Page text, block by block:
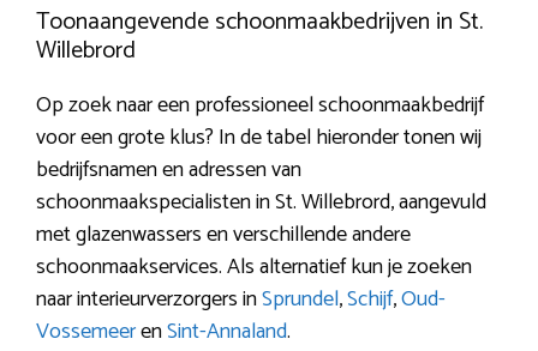
Toonaangevende schoonmaakbedrijven in St.
Willebrord
Op zoek naar een professioneel schoonmaakbedrijf
voor een grote klus? In de tabel hieronder tonen wij
bedrijfsnamen en adressen van
schoonmaakspecialisten in St. Willebrord, aangevuld
met glazenwassers en verschillende andere
schoonmaakservices. Als alternatief kun je zoeken
naar interieurverzorgers inSprundel,Schijf,Oud-
VossemeerenSint-Annaland.